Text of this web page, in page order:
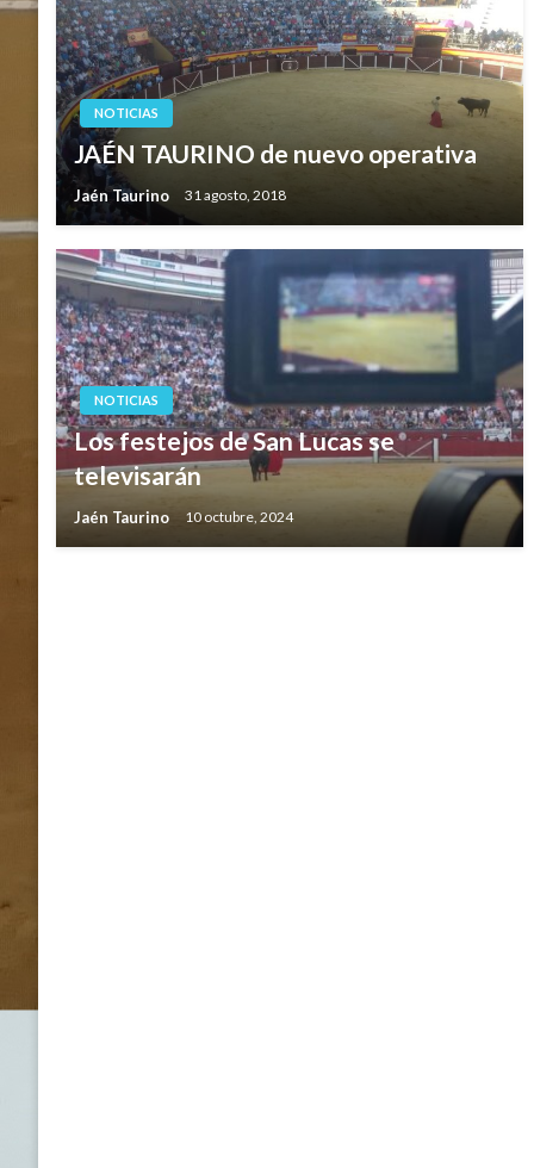
NOTICIAS
JAÉN TAURINO de nuevo operativa
Jaén Taurino 31 agosto, 2018
NOTICIAS
Los festejos de San Lucas se
televisarán
Jaén Taurino 10 octubre, 2024